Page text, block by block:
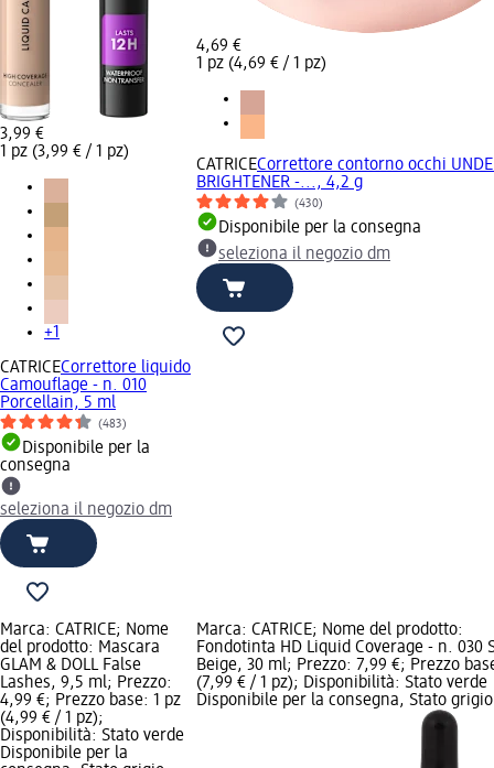
3,99 €
1 pz (3,99 € / 1 pz)
+1
CATRICECorrettore liquido
Camouflage - n. 010
Porcellain, 5 ml
(483)
Disponibile per la
consegna
seleziona il negozio dm
4,69 €
1 pz (4,69 € / 1 pz)
CATRICECorrettore contorno occhi
BRIGHTENER -..., 4,2 g
(430)
Disponibile per la consegna
seleziona il negozio dm
Marca: CATRICE; Nome
del prodotto: Mascara
GLAM & DOLL False
Lashes, 9,5 ml; Prezzo:
4,99 €; Prezzo base: 1 pz
(4,99 € / 1 pz);
Disponibilità: Stato verde
Disponibile per la
Marca: CATRICE; Nome del prodotto:
Fondotinta HD Liquid Coverage - n. 030
Beige, 30 ml; Prezzo: 7,99 €; Prezzo
(7,99 € / 1 pz); Disponibilità: Stato verde
Disponibile per la consegna, Stato grigio